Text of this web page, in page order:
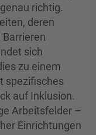
richtig.
deren
sich
zu einem
spezifisches
auf Inklusion.
Arbeitsfelder –
Einrichtungen